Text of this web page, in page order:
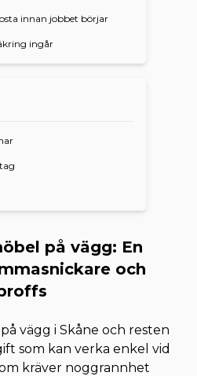
innan jobbet börjar
ingår
på vägg: En
och
vägg i Skåne och resten
som kan verka enkel vid
kräver noggrannhet